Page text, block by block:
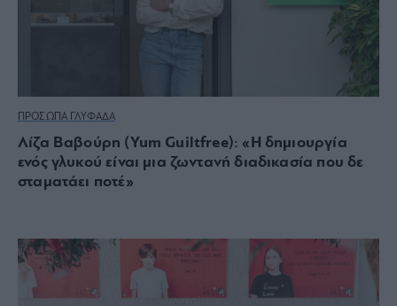
ΠΡΟΣΩΠΑ ΓΛΥΦΑΔΑ
Λίζα Βαβούρη (Yum Guiltfree): «Η δημιουργία
ενός γλυκού είναι μια ζωντανή διαδικασία που δε
σταματάει ποτέ»